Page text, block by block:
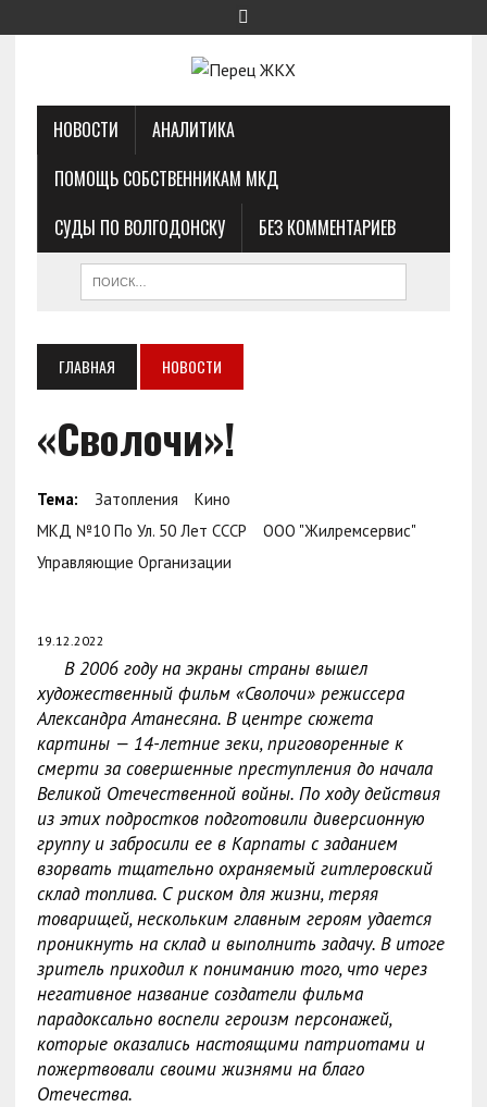
НОВОСТИ
АНАЛИТИКА
ПОМОЩЬ СОБСТВЕННИКАМ МКД
СУДЫ ПО ВОЛГОДОНСКУ
БЕЗ КОММЕНТАРИЕВ
ГЛАВНАЯ НОВОСТИ
«Сволочи»!
Тема: Затопления
Кино
МКД №10 По Ул. 50 Лет СССР
ООО "Жилремсервис"
Управляющие Организации
19.12.2022
В 2006 году на экраны страны вышел
художественный фильм «Сволочи» режиссера
Александра Атанесяна. В центре сюжета
картины — 14-летние зеки, приговоренные к
смерти за совершенные преступления до начала
Великой Отечественной войны. По ходу действия
из этих подростков подготовили диверсионную
группу и забросили ее в Карпаты с заданием
взорвать тщательно охраняемый гитлеровский
склад топлива. С риском для жизни, теряя
товарищей, нескольким главным героям удается
проникнуть на склад и выполнить задачу. В итоге
зритель приходил к пониманию того, что через
негативное название создатели фильма
парадоксально воспели героизм персонажей,
которые оказались настоящими патриотами и
пожертвовали своими жизнями на благо
Отечества.